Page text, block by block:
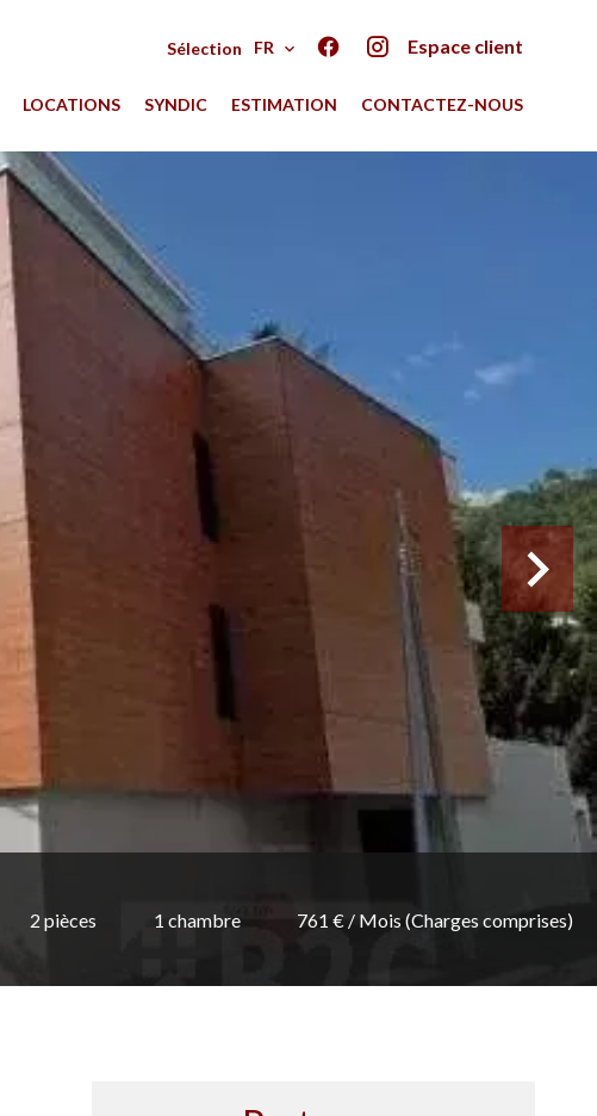
Sélection FR Espace client
LOCATIONS SYNDIC ESTIMATION CONTACTEZ-NOUS
2 pièces 1 chambre 761 € / Mois (Charges comprises)